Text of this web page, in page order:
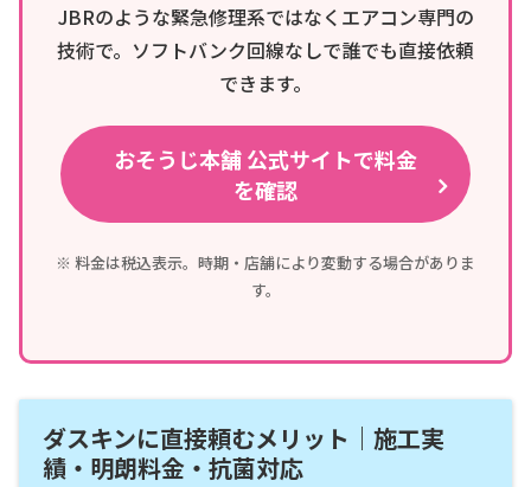
JBRのような緊急修理系ではなくエアコン専門の
技術で。ソフトバンク回線なしで誰でも直接依頼
できます。
おそうじ本舗 公式サイトで料金
を確認
※ 料金は税込表示。時期・店舗により変動する場合がありま
す。
ダスキンに直接頼むメリット｜施工実
績・明朗料金・抗菌対応